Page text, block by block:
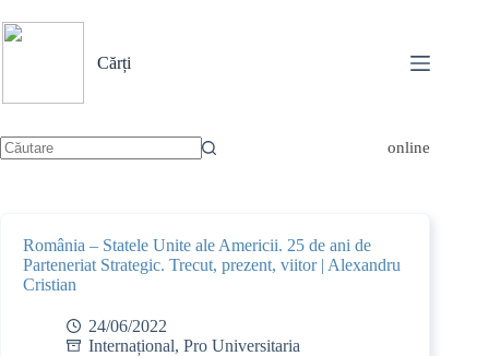
la
conținut
Cărți
online
România – Statele Unite ale Americii. 25 de ani de
Parteneriat Strategic. Trecut, prezent, viitor | Alexandru
Cristian
24/06/2022
Internațional, Pro Universitaria